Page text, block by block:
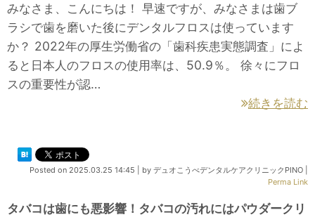
みなさま、こんにちは！ 早速ですが、みなさまは歯ブ
ラシで歯を磨いた後にデンタルフロスは使っています
か？ 2022年の厚生労働省の「歯科疾患実態調査」によ
ると日本人のフロスの使用率は、50.9％。 徐々にフロ
スの重要性が認…
続きを読む
Posted on 2025.03.25 14:45 by デュオこうべデンタルケアクリニックPINO
Perma Link
タバコは歯にも悪影響！タバコの汚れにはパウダークリ